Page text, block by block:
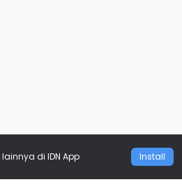
lainnya di IDN App Install